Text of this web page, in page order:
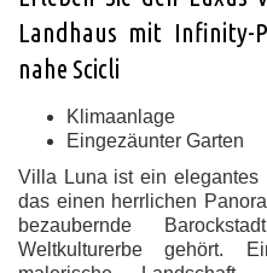
Landhaus mit Infinity-
nahe Scicli
Klimaanlage
Eingezäunter Garten
Villa Luna ist ein elegantes
das einen herrlichen
bezaubernde
Weltkulturerbe gehört.